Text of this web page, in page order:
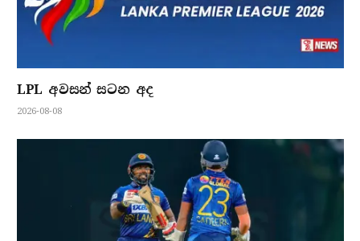
LPL අවසන් සටන අද
2026-08-08